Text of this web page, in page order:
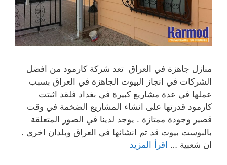
منازل جاهزة في العراق تعد شركة كارمود من افضل
الشركات في انجاز البيوت الجاهزة في العراق بسبب
عملها في عدة مشاريع كبيرة في بغداد فلقد اثبتت
كارمود قدرتها على انشاء المشاريع الضخمة في وقت
قصير وجودة ممتازة . يوجد لدينا في الصور المتعلقة
بالبوست بيوت قد تم انشائها في العراق وبلدان اخرى .
ان شعبية … اقرأ المزيد